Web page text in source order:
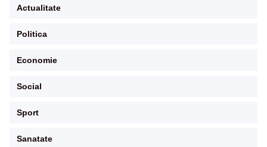
Actualitate
Politica
Economie
Social
Sport
Sanatate